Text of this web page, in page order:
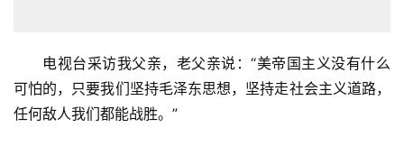
电视台采访我父亲，老父亲说：“美帝国主义没有什么
可怕的，只要我们坚持毛泽东思想，坚持走社会主义道路，
任何敌人我们都能战胜。”